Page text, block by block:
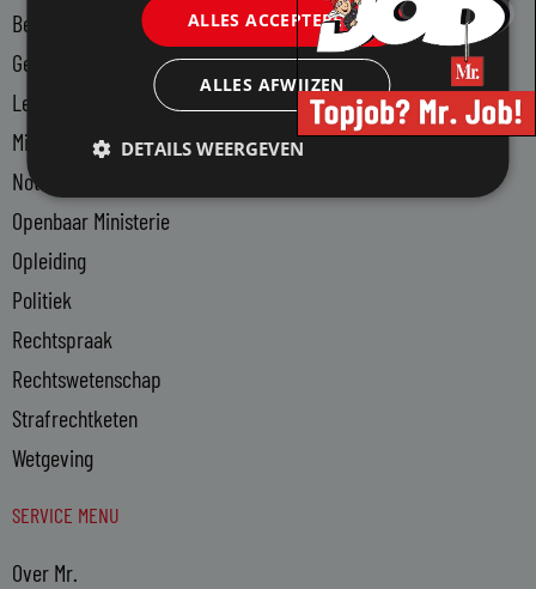
Bedrijfsvoering
Gerechtsdeurwaarders
Legal Tech
Ministerie van Justitie en Veiligheid
Notariaat
Openbaar Ministerie
Opleiding
Politiek
Rechtspraak
Rechtswetenschap
Strafrechtketen
Wetgeving
SERVICE MENU
Over Mr.
ALLES ACCEPTEREN
ALLES AFWIJZEN
DETAILS WEERGEVEN